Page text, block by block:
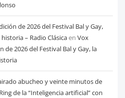
de 2026 del Festival Bal y Gay,
– Radio Clásicaen Vox
de 2026 del Festival Bal y Gay, la
abucheo y veinte minutos de
de la “Inteligencia artificial” con